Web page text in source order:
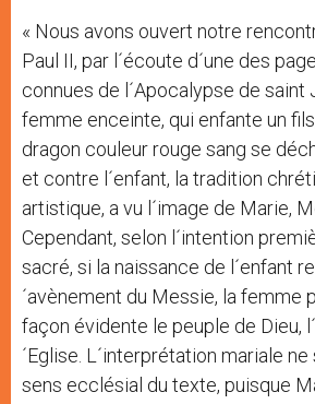
« Nous avons ouvert notre
Paul II, par l´écoute d´une des
connues de l´Apocalypse de saint
femme enceinte, qui enfante un
dragon couleur rouge sang se
et contre l´enfant, la tradition
artistique, a vu l´image de Marie,
Cependant, selon l´intention
sacré, si la naissance de l´enfant
´avènement du Messie, la femme
façon évidente le peuple de Dieu,
´Eglise. L´interprétation mariale ne
sens ecclésial du texte, puisque